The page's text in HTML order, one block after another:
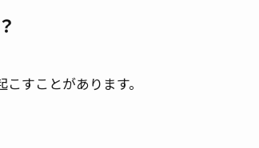
すことがあります。